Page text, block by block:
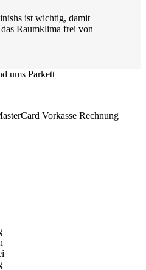
ist wichtig, damit
Raumklima frei von
Vorkasse Rechnung